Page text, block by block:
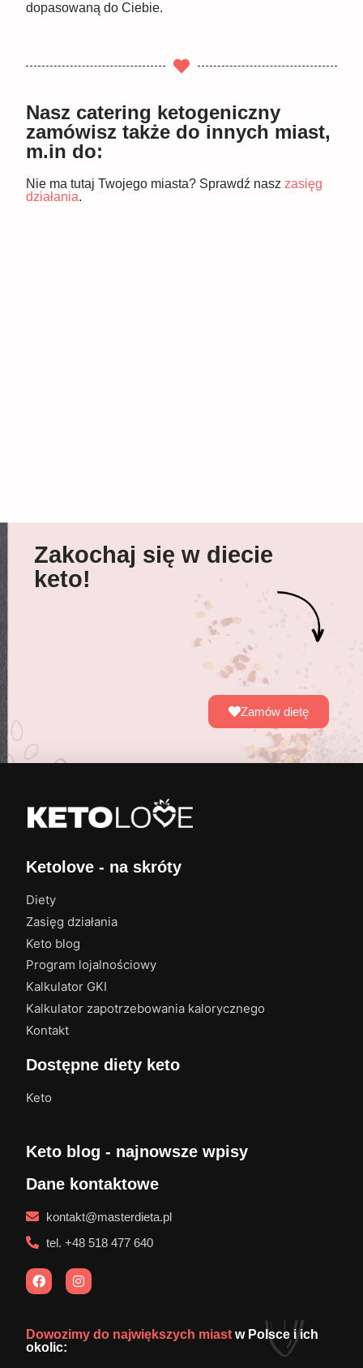
dopasowaną do Ciebie.
Nasz catering ketogeniczny
zamówisz także do innych miast,
m.in do:
Nie ma tutaj Twojego miasta? Sprawdź nasz zasięg
działania.
Zakochaj się w diecie
keto!
Zamów dietę
Ketolove - na skróty
Diety
Zasięg działania
Keto blog
Program lojalnościowy
Kalkulator GKI
Kalkulator zapotrzebowania kalorycznego
Kontakt
Dostępne diety keto
Keto
Keto blog - najnowsze wpisy
Dane kontaktowe
kontakt@masterdieta.pl
tel. +48 518 477 640
Dowozimy do największych miast w Polsce i ich
okolic: